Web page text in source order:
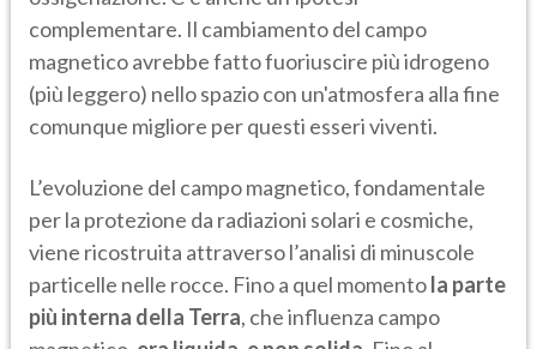
complementare. Il cambiamento del campo
magnetico avrebbe fatto fuoriuscire più idrogeno
(più leggero) nello spazio con un'atmosfera alla fine
comunque migliore per questi esseri viventi.
L’evoluzione del campo magnetico, fondamentale
per la protezione da radiazioni solari e cosmiche,
viene ricostruita attraverso l’analisi di minuscole
particelle nelle rocce. Fino a quel momentola parte
più interna della Terra, che influenza campo